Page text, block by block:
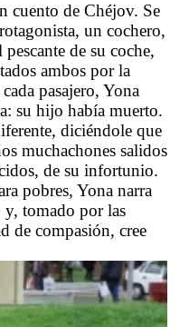
cuento de Chéjov. Se
un cochero,
de su coche,
ambos por la
pasajero, Yona
su hijo había muerto.
diciéndole que
muchachones salidos
de su infortunio.
pobres, Yona narra
y, tomado por las
de compasión, cree